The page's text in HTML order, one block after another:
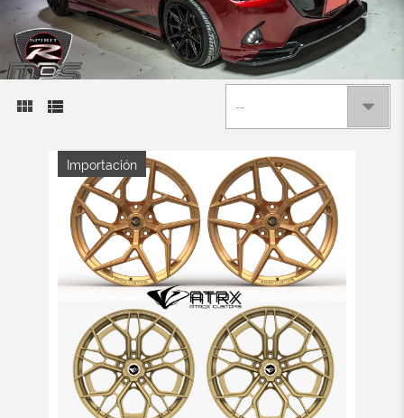
--
Importación